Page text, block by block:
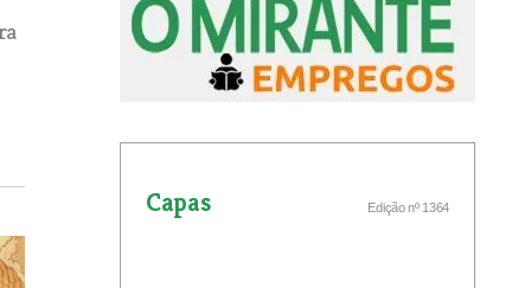
Capas Edição nº 1364